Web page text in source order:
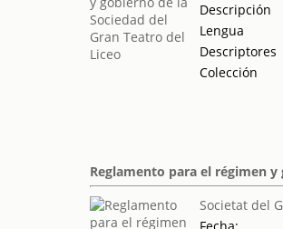
Descripción
Lengua
Descriptores
Colección
Reglamento para el régimen
Societat del